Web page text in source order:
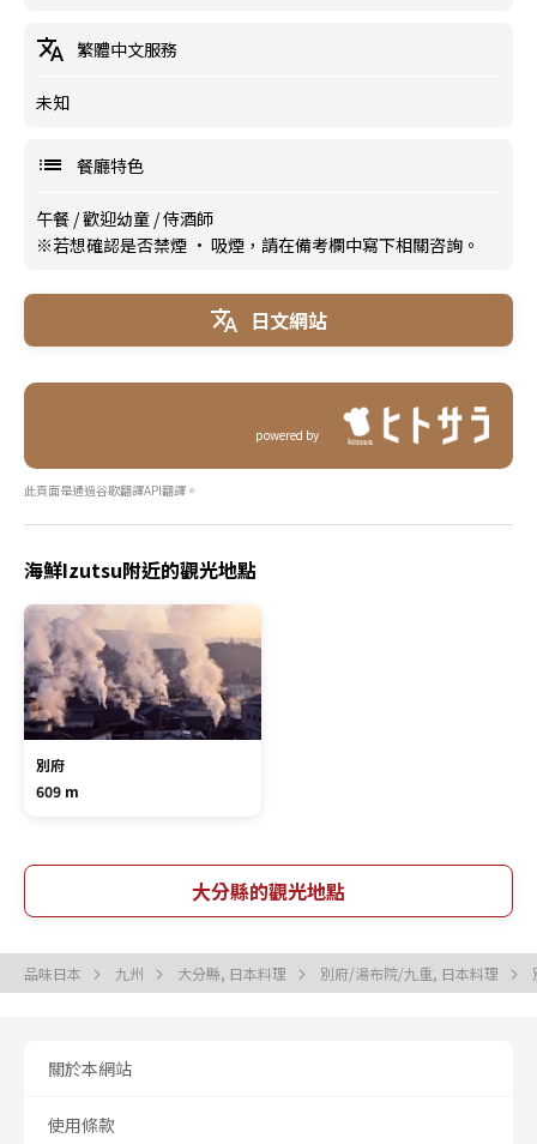
繁體中文服務
未知
餐廳特色
午餐 /歡迎幼童 /侍酒師
※若想確認是否禁煙 · 吸煙，請在備考欄中寫下相關咨詢。
日文網站
powered by
此頁面是通過谷歌翻譯API翻譯。
海鮮Izutsu附近的觀光地點
別府
609 m
大分縣的觀光地點
品味日本 九州 大分縣, 日本料理 別府/湯布院/九重, 日本料理
關於本網站
使用條款